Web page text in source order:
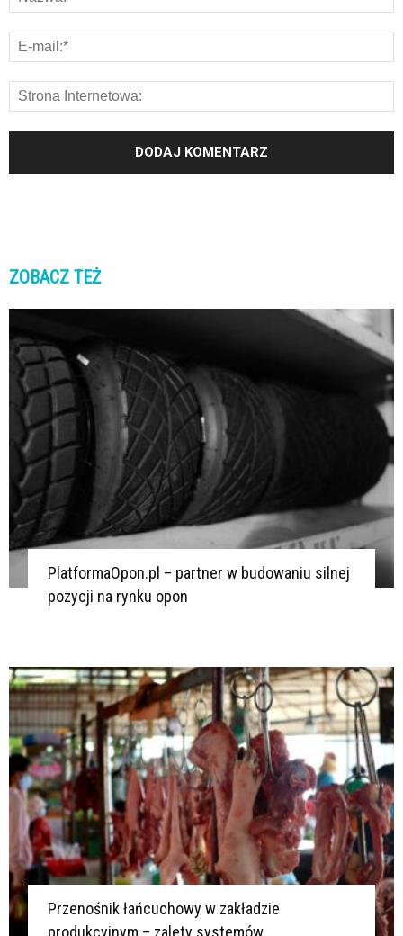
ZOBACZ TEŻ
PlatformaOpon.pl – partner w budowaniu silnej
pozycji na rynku opon
Przenośnik łańcuchowy w zakładzie
produkcyjnym – zalety systemów